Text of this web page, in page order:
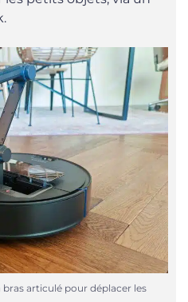
articulé pour déplacer les